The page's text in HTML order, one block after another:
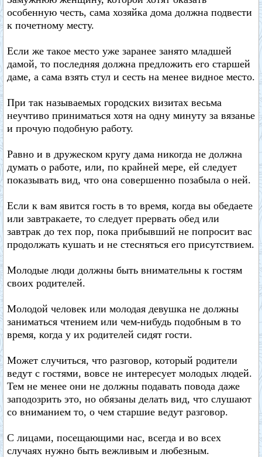
особенную честь, сама хозяйка дома должна подвести
к почетному месту.
Если же такое место уже заранее занято младшей
дамой, то последняя должна предложить его старшей
даме, а сама взять стул и сесть на менее видное место.
При так называемых городских визитах весьма
неучтиво приниматься хотя на одну минуту за вязанье
и прочую подобную работу.
Равно и в дружеском кругу дама никогда не должна
думать о работе, или, по крайней мере, ей следует
показывать вид, что она совершенно позабыла о ней.
Если к вам явится гость в то время, когда вы обедаете
или завтракаете, то следует прервать обед или
завтрак до тех пор, пока прибывший не попросит вас
продолжать кушать и не стесняться его присутствием.
Молодые люди должны быть внимательны к гостям
своих родителей.
Молодой человек или молодая девушка не должны
заниматься чтением или чем-нибудь подобным в то
время, когда у их родителей сидят гости.
Может случиться, что разговор, который родители
ведут с гостями, вовсе не интересует молодых людей.
Тем не менее они не должны подавать повода даже
заподозрить это, но обязаны делать вид, что слушают
со вниманием то, о чем старшие ведут разговор.
С лицами, посещающими нас, всегда и во всех
случаях нужно быть вежливым и любезным.